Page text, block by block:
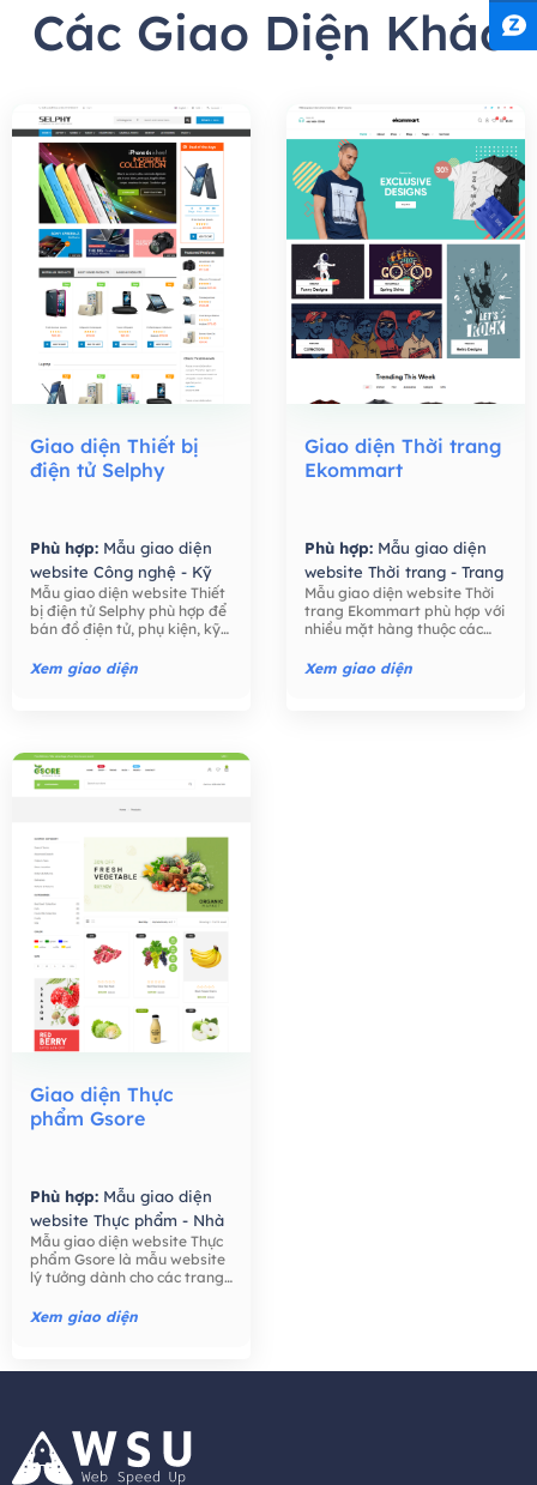
Các Giao Diện Khác
Giao diện Thiết bị
điện tử Selphy
Phù hợp: Mẫu giao diện
website Công nghệ - Kỹ
thuật số,Mẫu giao diện
website Bán hàng -
Thương mại điện tử,
Mẫu giao diện website Thiết
bị điện tử Selphy phù hợp để
bán đồ điện tử, phụ kiện, kỹ
thuật số như điện thoại, máy
tính, máy ảnh, các phụ kiện
điện tử,….
Xem giao diện
Giao diện Thời trang
Ekommart
Phù hợp: Mẫu giao diện
website Thời trang - Trang
Sức,Mẫu giao diện
website Bán hàng -
Thương mại điện tử,
Mẫu giao diện website Thời
trang Ekommart phù hợp với
nhiều mặt hàng thuộc các
thực phẩm, công nghệ, đồ
chơi trẻ em, đồng hồ, …
Xem giao diện
Giao diện Thực
phẩm Gsore
Phù hợp: Mẫu giao diện
website Thực phẩm - Nhà
Hàng,Mẫu giao diện
website Bán hàng -
Thương mại điện tử,
Mẫu giao diện website Thực
phẩm Gsore là mẫu website
lý tưởng dành cho các trang
phẩm, công ty thực phẩm,
thực phẩm hữu cơ, nước ép
Xem giao diện